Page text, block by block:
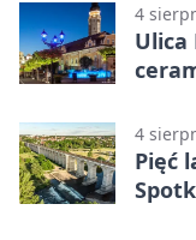
4
Ulica
4
Pięć